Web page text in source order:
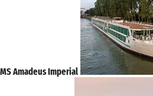
MS Amadeus Imperial